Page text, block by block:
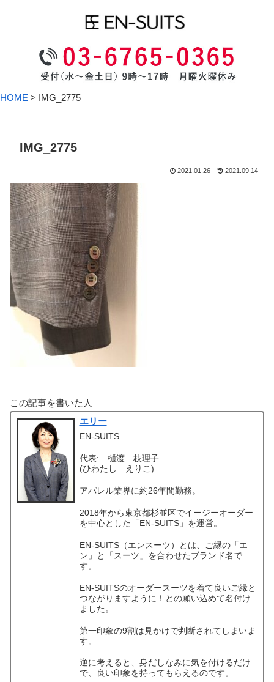
HOME > IMG_2775
IMG_2775
2021.01.26 2021.09.14
この記事を書いた人
エリー
EN-SUITS
代表: 樋渡 枝理子
(ひわたし えりこ)
アパレル業界に約26年間勤務。
2018年から東京都杉並区でイージーオーダー
を中心とした「EN-SUITS」を運営。
EN-SUITS（エンスーツ）とは、ご縁の「エ
ン」と「スーツ」を合わせたブランド名で
す。
EN-SUITSのオーダースーツを着て良いご縁と
つながりますように！との願い込めて名付け
ました。
第一印象の9割は見かけで判断されてしまいま
す。
逆に考えると、身だしなみに気を付けるだけ
で、良い印象を持ってもらえるのです。